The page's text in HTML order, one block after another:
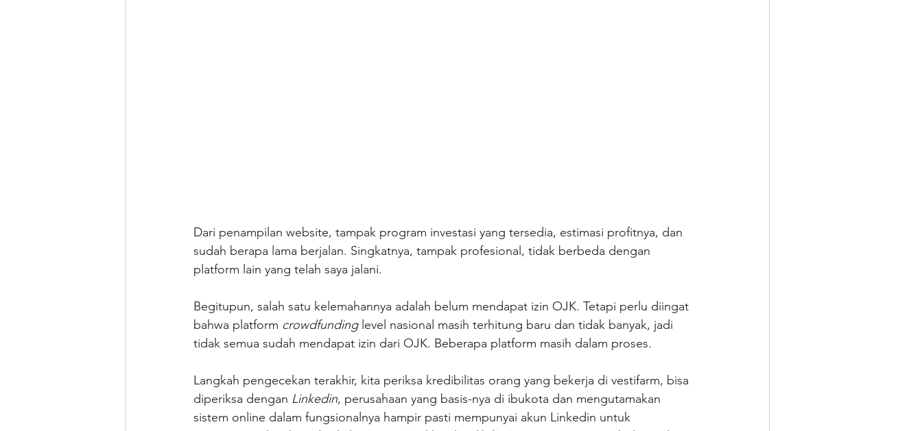
Dari penampilan website, tampak program investasi yang tersedia, estimasi profitnya, dan
sudah berapa lama berjalan. Singkatnya, tampak profesional, tidak berbeda dengan
platform lain yang telah saya jalani.
Begitupun, salah satu kelemahannya adalah belum mendapat izin OJK. Tetapi perlu diingat
bahwa platform crowdfunding level nasional masih terhitung baru dan tidak banyak, jadi
tidak semua sudah mendapat izin dari OJK. Beberapa platform masih dalam proses.
Langkah pengecekan terakhir, kita periksa kredibilitas orang yang bekerja di vestifarm, bisa
diperiksa dengan Linkedin, perusahaan yang basis-nya di ibukota dan mengutamakan
sistem online dalam fungsionalnya hampir pasti mempunyai akun Linkedin untuk